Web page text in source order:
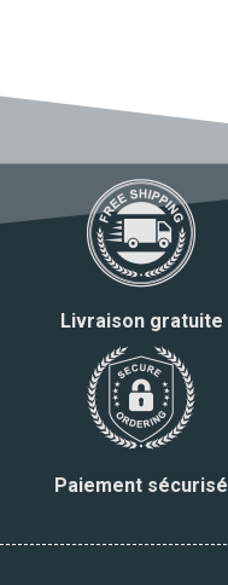
Livraison gratuite
Paiement sécurisé